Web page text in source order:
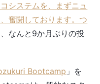
システムを、まずニュ
奮闘しております。つ
なんと9か月ぶりの投
Bootcamp 」を